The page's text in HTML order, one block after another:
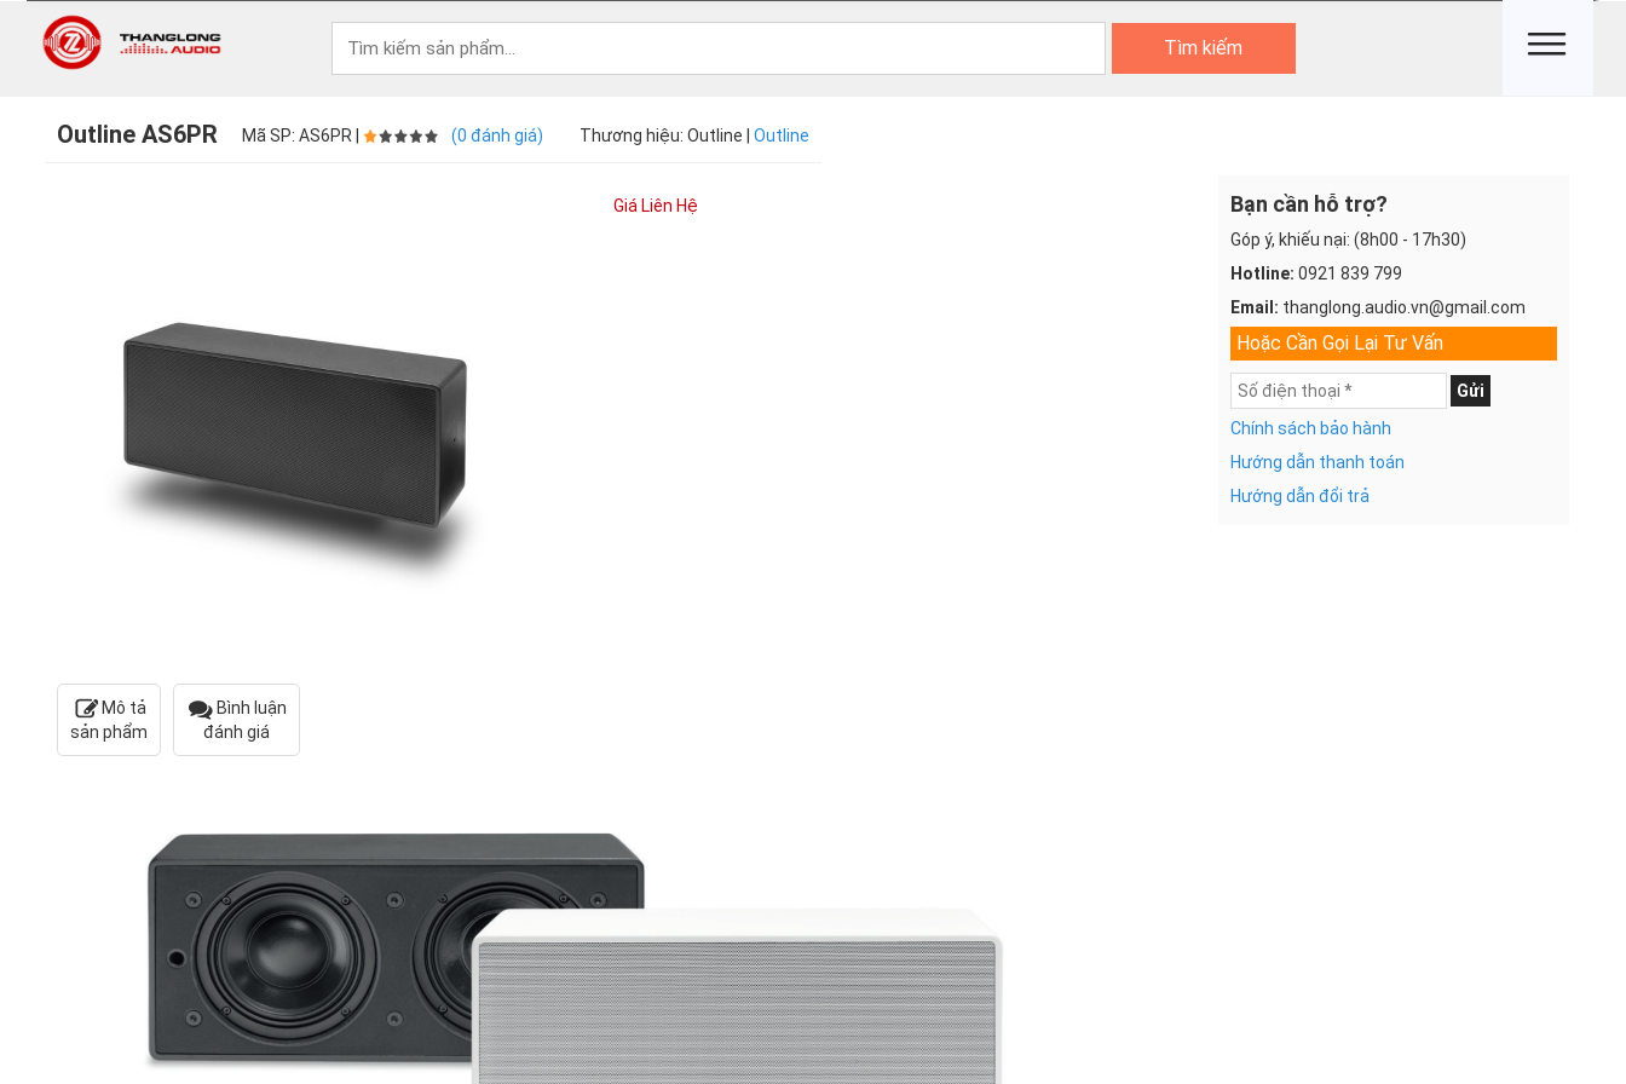
Tìm kiếm
Outline AS6PR Mã SP: AS6PR | (0 đánh giá) Thương hiệu: Outline | Outline
Mô tả
sản phẩm
Bình luận
đánh giá
Giá Liên Hệ Bạn cần hỗ trợ?
Góp ý, khiếu nại: (8h00 - 17h30)
Hotline: 0921 839 799
Email: thanglong.audio.vn@gmail.com
Hoặc Cần Gọi Lại Tư Vấn
Gửi
Chính sách bảo hành
Hướng dẫn thanh toán
Hướng dẫn đổi trả